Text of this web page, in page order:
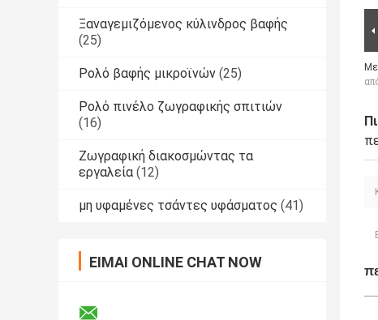
Ξαναγεμιζόμενος κύλινδρος βαφής
(25)
Ρολό βαφής μικροϊνών (25)
Ρολό πινέλο ζωγραφικής σπιτιών
(16)
Ζωγραφική διακοσμώντας τα
εργαλεία (12)
μη υφαμένες τσάντες υφάσματος (41)
ΕΊΜΑΙ ONLINE CHAT NOW